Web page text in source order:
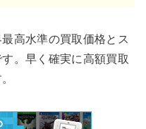
高水準の買取価格とス
。早く確実に高額買取